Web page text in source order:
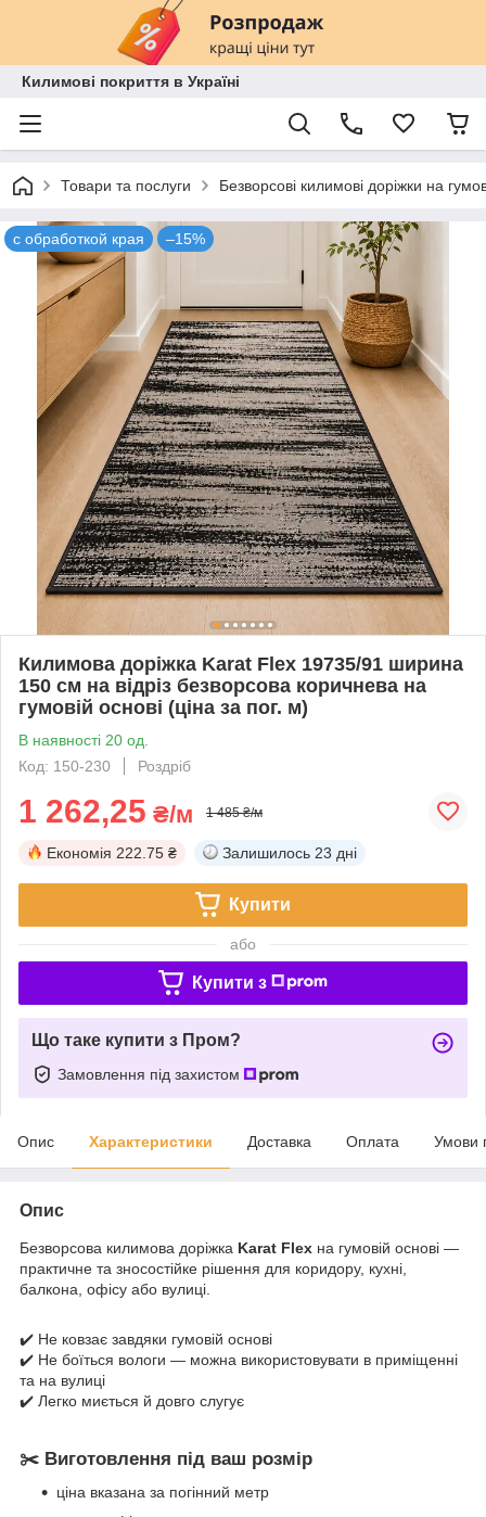
Килимові покриття в Україні
Товари та послуги Безворсові килимові доріжки на
с обработкой края –15%
Килимова доріжка Karat Flex 19735/91 ширина
150 см на відріз безворсова коричнева на
гумовій основі (ціна за пог. м)
В наявності 20 од.
Код: 150-230
Роздріб
1 262,25 ₴/м 1 485 ₴/м
Економія 222.75 ₴ Залишилось 23 дні
Купити
або
Купити з
Що таке купити з Пром?
Замовлення під захистом
Опис Характеристики Доставка Оплата Умови
Опис
Безворсова килимова доріжка Karat Flex на гумовій основі —
практичне та зносостійке рішення для коридору, кухні,
балкона, офісу або вулиці.
✔️ Не ковзає завдяки гумовій основі
✔️ Не боїться вологи — можна використовувати в приміщенні
та на вулиці
✔️ Легко миється й довго слугує
✂️ Виготовлення під ваш розмір
ціна вказана за погінний метр